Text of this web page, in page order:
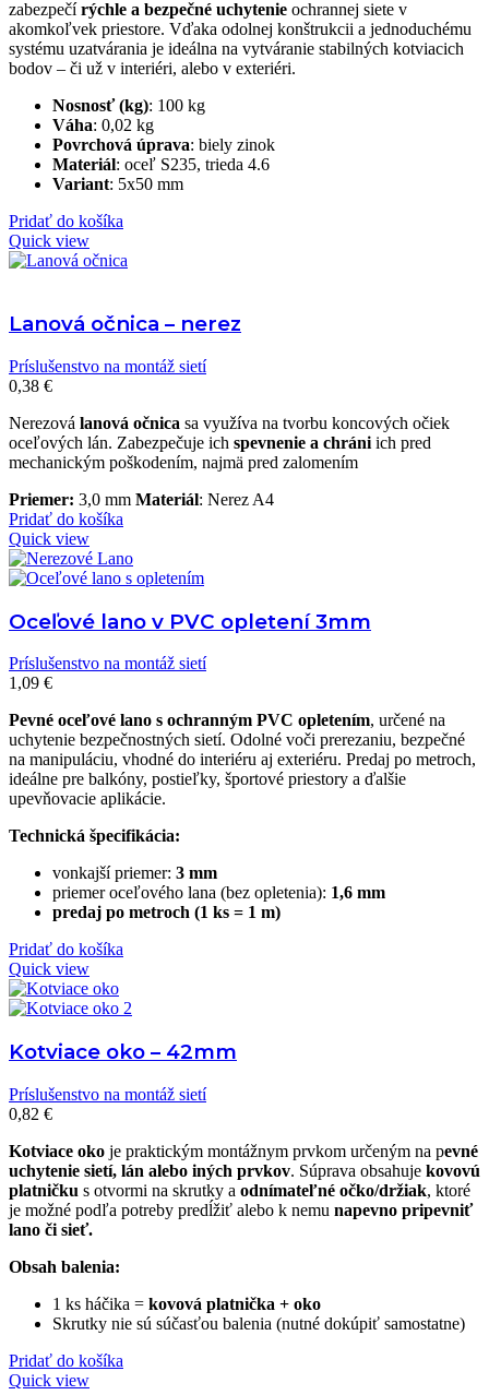
zabezpečírýchle a bezpečné uchytenie ochrannej siete v
akomkoľvek priestore. Vďaka odolnej konštrukcii a jednoduchému
systému uzatvárania je ideálna na vytváranie stabilných kotviacich
bodov – či už v interiéri, alebo v exteriéri.
Nosnosť (kg): 100 kg
Váha: 0,02 kg
Povrchová úprava: biely zinok
Materiál: oceľ S235, trieda 4.6
Variant: 5x50 mm
Pridať do košíka
Quick view
Lanová očnica – nerez
Príslušenstvo na montáž sietí
0,38 €
Nerezová lanová očnica sa využíva na tvorbu koncových očiek
oceľových lán. Zabezpečuje ich spevnenie a chráni ich pred
mechanickým poškodením, najmä pred zalomením
Priemer: 3,0 mm Materiál: Nerez A4
Pridať do košíka
Quick view
Oceľové lano v PVC opletení 3mm
Príslušenstvo na montáž sietí
1,09 €
Pevné oceľové lano s ochranným PVC opletením, určené na
uchytenie bezpečnostných sietí. Odolné voči prerezaniu, bezpečné
na manipuláciu, vhodné do interiéru aj exteriéru. Predaj po metroch,
ideálne pre balkóny, postieľky, športové priestory a ďalšie
upevňovacie aplikácie.
Technická špecifikácia:
vonkajší priemer: 3 mm
priemer oceľového lana (bez opletenia): 1,6 mm
predaj po metroch (1 ks = 1 m)
Pridať do košíka
Quick view
Kotviace oko – 42mm
Príslušenstvo na montáž sietí
0,82 €
Kotviace oko je praktickým montážnym prvkom určeným na pevné
uchytenie sietí, lán alebo iných prvkov. Súprava obsahuje kovovú
platničku s otvormi na skrutky a odnímateľné očko/držiak, ktoré
je možné podľa potreby predĺžiť alebo k nemu napevno pripevniť
lano či sieť.
Obsah balenia:
1 ks háčika = kovová platnička + oko
Skrutky nie sú súčasťou balenia (nutné dokúpiť samostatne)
Pridať do košíka
Quick view